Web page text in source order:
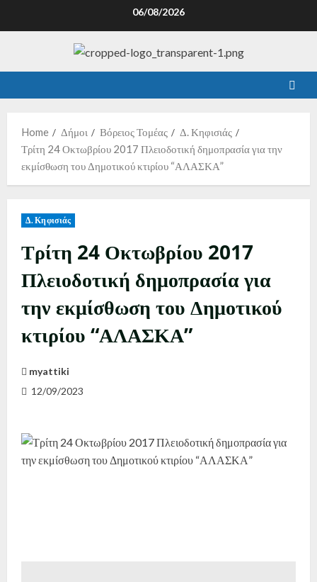
06/08/2026
Home Δήμοι Βόρειος Τομέας
Δ. Κηφισιάς
Τρίτη 24 Οκτωβρίου 2017 Πλειοδοτική δημοπρασία για την
εκμίσθωση του Δημοτικού κτιρίου “ΑΛΑΣΚΑ”
Δ. Κηφισιάς
Τρίτη 24 Οκτωβρίου 2017
Πλειοδοτική δημοπρασία για
την εκμίσθωση του Δημοτικού
κτιρίου “ΑΛΑΣΚΑ”
myattiki
12/09/2023